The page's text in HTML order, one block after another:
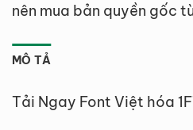
nên mua bản quyền gốc
MÔ TẢ
Tải Ngay Font Việt hóa